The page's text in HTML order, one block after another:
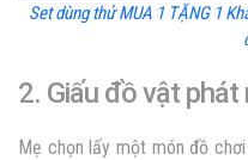
Set dùng thử MUA 1 TẶNG 1
2. Giấu đồ vật
Mẹ chọn lấy một món đồ